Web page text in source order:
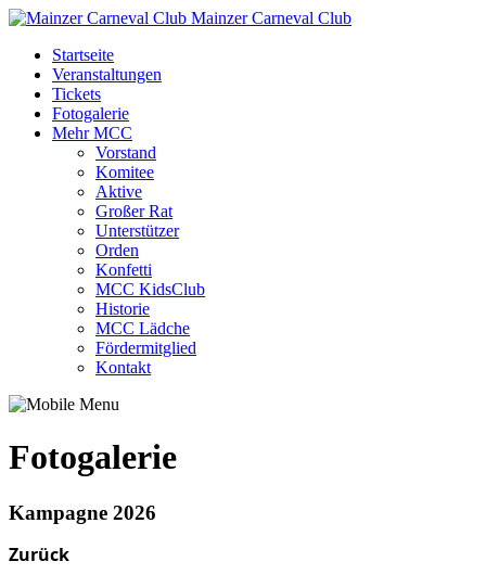
Mainzer Carneval Club
Startseite
Veranstaltungen
Tickets
Fotogalerie
Mehr MCC
Vorstand
Komitee
Aktive
Großer Rat
Unterstützer
Orden
Konfetti
MCC KidsClub
Historie
MCC Lädche
Fördermitglied
Kontakt
Fotogalerie
Kampagne 2026
Zurück